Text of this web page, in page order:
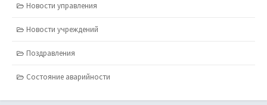
Новости управления
Новости учреждений
Поздравления
Состояние аварийности